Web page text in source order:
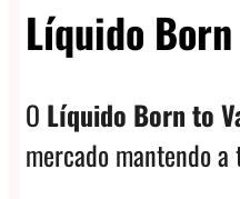
Líquido
O Líquido Born to
mercado mantendo